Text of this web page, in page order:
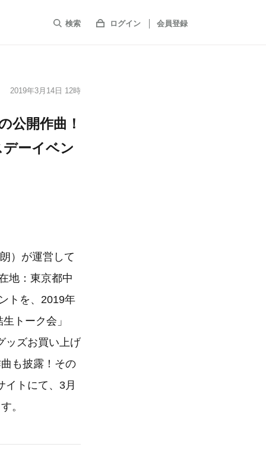
検索 ログイン 会員登録
2019年3月14日 12時
公開作曲！
ーイベン
）が運営して
地：東京都中
トを、2019年
トーク会」
ッズお買い上げ
も披露！その
トにて、3月
。